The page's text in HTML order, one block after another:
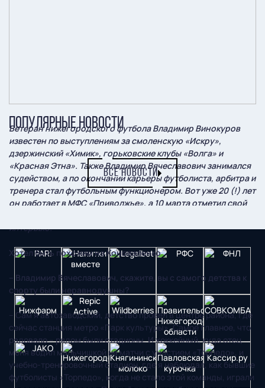
Ветеран нижегородского футбола Владимир Винокуров
известен по выступлениям за смоленскую «Искру»,
дзержинский «Химик», горьковские клубы «Волга» и
«Красная Этна». Также Владимир Вячеславович занимался
судейством, а по окончании карьеры футболиста, арбитра и
тренера стал футбольным функционером. Вот уже 20 (!) лет
он работает в МФС «Приволжье», а 10 марта отметил свой
интервью.
Хотел быть похожим на Коноваленко
– Владимир Вячеславович, скажите, вы с самого детства к
спорту были неравнодушны?
– Сам я автозаводский, детство провел в центре района, где
сейчас станция метро «Парк культуры». Самое главное, что
радовало – рядом были стадионы. И хоккейный, куда отец
меня водил мальчишкой на матчи с участием «Торпедо», и
учебно-тренировочный стадион, где я наблюдал, как бывшие
футболисты «Торпедо», когда не стало этой команды, играли
ПОПУЛЯРНЫЕ НОВОСТИ
ВСЕ НОВОСТИ